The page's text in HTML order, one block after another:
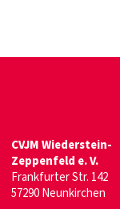
CVJM Wiederstein-
Zeppenfeld e. V.
Frankfurter Str. 142
57290 Neunkirchen